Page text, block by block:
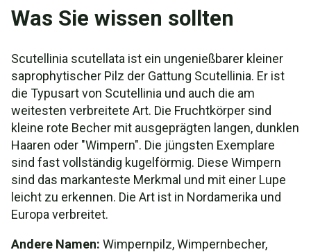
Was Sie wissen sollten
Scutellinia scutellata ist ein ungenießbarer kleiner
saprophytischer Pilz der Gattung Scutellinia. Er ist
die Typusart von Scutellinia und auch die am
weitesten verbreitete Art. Die Fruchtkörper sind
kleine rote Becher mit ausgeprägten langen, dunklen
Haaren oder "Wimpern". Die jüngsten Exemplare
sind fast vollständig kugelförmig. Diese Wimpern
sind das markanteste Merkmal und mit einer Lupe
leicht zu erkennen. Die Art ist in Nordamerika und
Europa verbreitet.
Andere Namen: Wimpernpilz, Wimpernbecher,